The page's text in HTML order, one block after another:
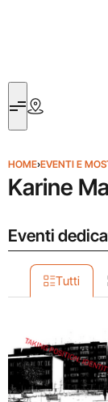
HOME›EVENTI E
Karine
Eventi
Tutti